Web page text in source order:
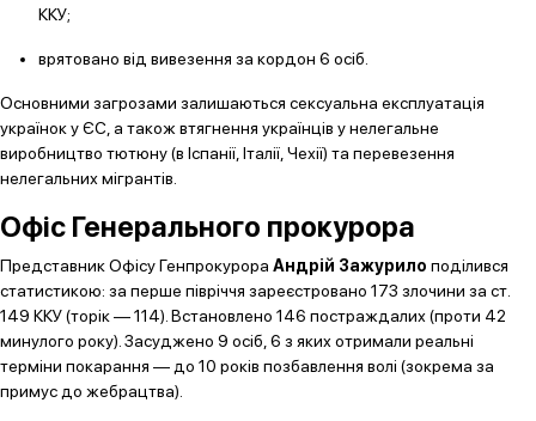
ККУ;
врятовано від вивезення за кордон 6 осіб.
Основними загрозами залишаються сексуальна експлуатація
українок у ЄС, а також втягнення українців у нелегальне
виробництво тютюну (в Іспанії, Італії, Чехії) та перевезення
нелегальних мігрантів.
Офіс Генерального прокурора
Представник Офісу Генпрокурора Андрій Зажурило поділився
статистикою: за перше півріччя зареєстровано 173 злочини за ст.
149 ККУ (торік — 114). Встановлено 146 постраждалих (проти 42
минулого року). Засуджено 9 осіб, 6 з яких отримали реальні
терміни покарання — до 10 років позбавлення волі (зокрема за
примус до жебрацтва).